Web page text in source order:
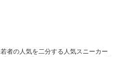
若者の人気を二分する人気スニーカー